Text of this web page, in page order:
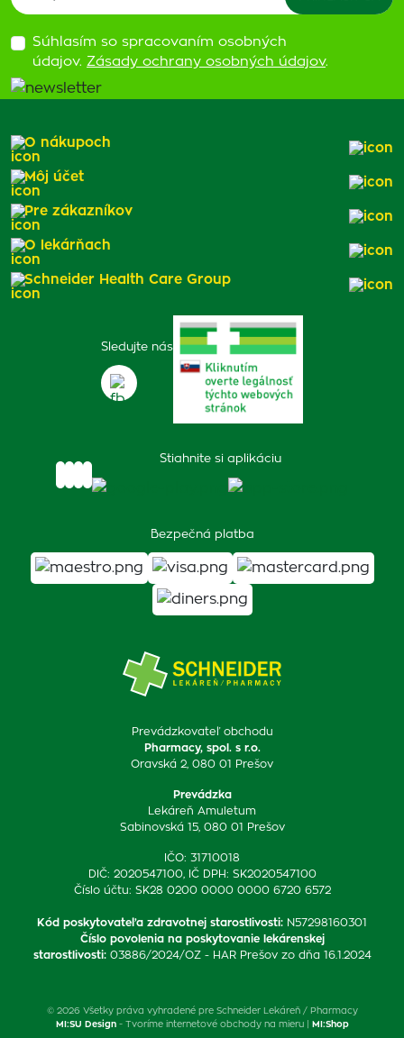
Súhlasím so spracovaním osobných
údajov. Zásady ochrany osobných údajov.
Prevádzkovateľ obchodu
Pharmacy, spol. s r.o.
Oravská 2, 080 01 Prešov
Prevádzka
Lekáreň Amuletum
Sabinovská 15, 080 01 Prešov
IČO: 31710018
DIČ: 2020547100, IČ DPH: SK2020547100
Číslo účtu: SK28 0200 0000 0000 6720 6572
Kód poskytovateľa zdravotnej starostlivosti: N57298160301
Číslo povolenia na poskytovanie lekárenskej
starostlivosti: 03886/2024/OZ - HAR Prešov zo dňa 16.1.2024
Sledujte nás
Stiahnite si aplikáciu
Bezpečná platba
O nákupoch
Môj účet
Pre zákazníkov
O lekárňach
Schneider Health Care Group
© 2026 Všetky práva vyhradené pre Schneider Lekáreň / Pharmacy
MI:SU Design- Tvoríme internetové obchody na mieru | MI:Shop